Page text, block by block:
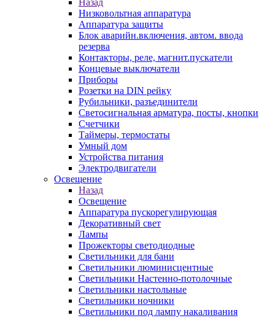
Назад
Низковольтная аппаратура
Аппаратура защиты
Блок аварийн.включения, автом. ввода
резерва
Контакторы, реле, магнит.пускатели
Концевые выключатели
Приборы
Розетки на DIN рейку
Рубильники, разъединители
Светосигнальная арматура, посты, кнопки
Счетчики
Таймеры, термостаты
Умный дом
Устройства питания
Электродвигатели
Освещение
Назад
Освещение
Аппаратура пускорегулирующая
Декоративный свет
Лампы
Прожекторы светодиодные
Светильники для бани
Светильники люминисцентные
Светильники Настенно-потолочные
Светильники настольные
Светильники ночники
Светильники под лампу накаливания